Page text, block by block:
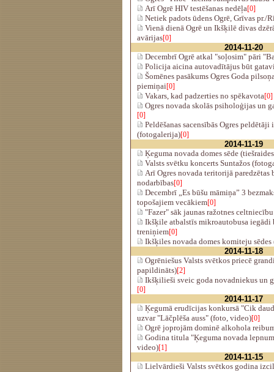
Arī Ogrē HIV testēšanas nedēļa[0]
Netiek padots ūdens Ogrē, Grīvas pr./
Vienā dienā Ogrē un Ikšķilē divas
avārijas[0]
2014-11-20
Decembrī Ogrē atkal "soļosim" pāri
Policija aicina autovadītājus būt
Šomēnes pasākums Ogres Goda
piemiņai[0]
Vakars, kad padzerties no spēkavota[0]
Ogres novada skolās psiholoģijas un
[0]
Peldēšanas sacensībās Ogres
(fotogalerija)[0]
2014-11-19
Ķeguma novada domes sēde
Valsts svētku koncerts Suntažos
Arī Ogres novada teritorijā paredzētas
nodarbības[0]
Decembrī „Es būšu māmiņa” 3
topošajiem vecākiem[0]
"Fazer" sāk jaunas ražotnes
Ikšķile atbalstīs mikroautobusa iegādi
treniņiem[0]
Ikšķiles novada domes komiteju
2014-11-18
Ogrēniešus Valsts svētkos priecē
papildināts)[2]
Ikšķilieši sveic goda novadniekus un
[0]
2014-11-17
Ķegumā erudīcijas konkursā "Cik
uzvar "Lāčplēša auss" (foto, video)[0]
Ogrē joprojām dominē alkohola
Godina titula "Ķeguma novada
video)[1]
2014-11-15
Lielvārdieši Valsts svētkos godina